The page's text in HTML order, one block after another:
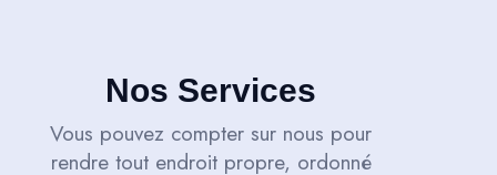
Nos Services
Vous pouvez compter sur nous pour
rendre tout endroit propre, ordonné